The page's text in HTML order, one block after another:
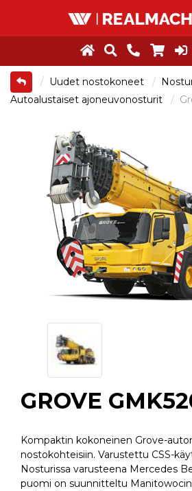
Uudet nostokoneet
Autoalustaiset ajoneuvonosturit
GROVE
Kompaktin kokoneinen Grove-
nostokohteisiin. Varustettu CSS-
Nosturissa varusteena Mercedes
puomi on suunnitteltu